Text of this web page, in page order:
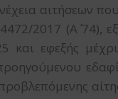
αιτήσεων
2017 (Α΄ 74),
και εφεξής